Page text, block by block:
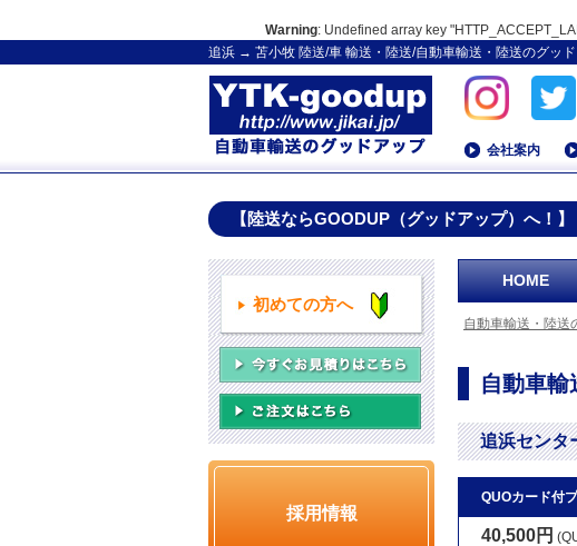
Warning: Undefined array key
追浜 → 苫小牧 陸送/車 輸送・陸送/自動車輸送・陸送のグッ
会社案内
【陸送ならGOODUP（グッドアップ）へ！】
HOME
自動車輸送・陸送
自動車輸
追浜セン
QUOカード付
40,500円
初めての方へ
採用情報